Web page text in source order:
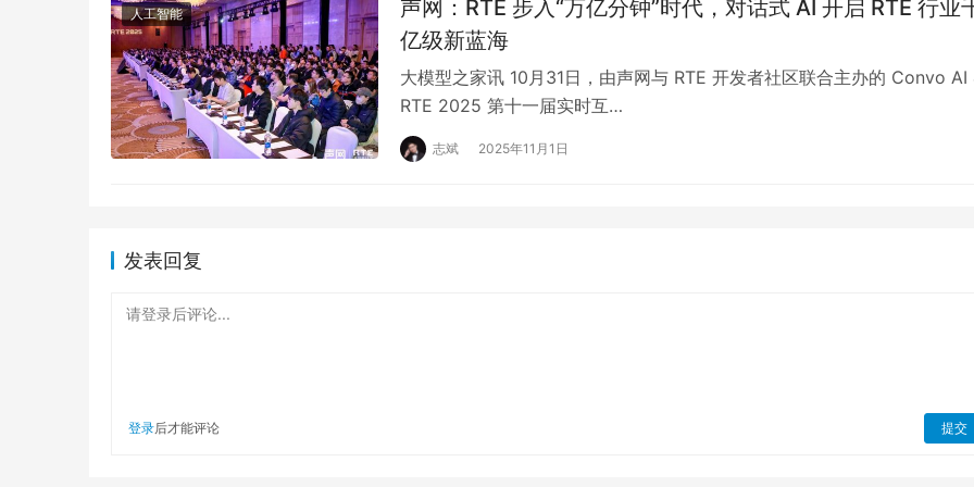
人工智能
声网：RTE 步入“万亿分钟”时代，对话式 AI 开启 RTE 行业
亿级新蓝海
大模型之家讯 10月31日，由声网与 RTE 开发者社区联合主办的 Convo AI
RTE 2025 第十一届实时互…
志斌 2025年11月1日
发表回复
请登录后评论...
登录后才能评论 提交